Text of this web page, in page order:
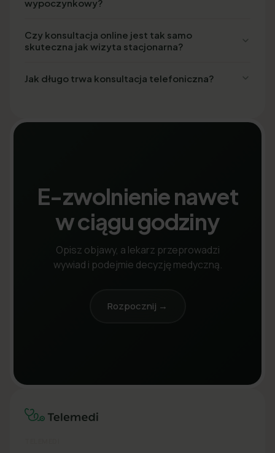
wypoczynkowy?
Czy konsultacja online jest tak samo
skuteczna jak wizyta stacjonarna?
Jak długo trwa konsultacja telefoniczna?
E-zwolnienie nawet
w ciągu godziny
Opisz objawy, a lekarz przeprowadzi
wywiad i podejmie decyzję medyczną.
Rozpocznij →